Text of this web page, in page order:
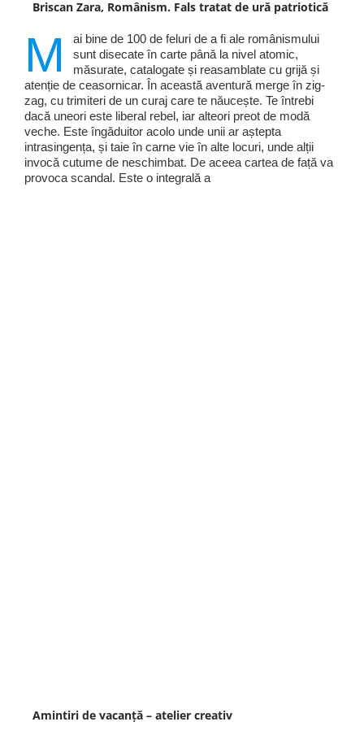
Briscan Zara, Românism. Fals tratat de ură patriotică
M
ai bine de 100 de feluri de a fi ale românismului
sunt disecate în carte până la nivel atomic,
măsurate, catalogate și reasamblate cu grijă și
atenție de ceasornicar. În această aventură merge în zig-
zag, cu trimiteri de un curaj care te năucește. Te întrebi
dacă uneori este liberal rebel, iar alteori preot de modă
veche. Este îngăduitor acolo unde unii ar aștepta
intrasingența, și taie în carne vie în alte locuri, unde alții
invocă cutume de neschimbat. De aceea cartea de față va
provoca scandal. Este o integrală a
Amintiri de vacanță – atelier creativ